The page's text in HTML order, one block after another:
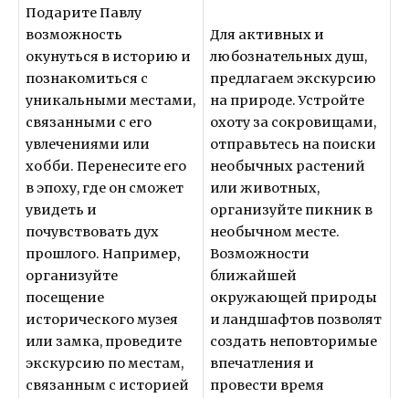
Подарите Павлу
возможность
окунуться в историю и
познакомиться с
уникальными местами,
связанными с его
увлечениями или
хобби. Перенесите его
в эпоху, где он сможет
увидеть и
почувствовать дух
прошлого. Например,
организуйте
посещение
исторического музея
или замка, проведите
экскурсию по местам,
связанным с историей
Для активных и
любознательных душ,
предлагаем экскурсию
на природе. Устройте
охоту за сокровищами,
отправьтесь на поиски
необычных растений
или животных,
организуйте пикник в
необычном месте.
Возможности
ближайшей
окружающей природы
и ландшафтов позволят
создать неповторимые
впечатления и
провести время